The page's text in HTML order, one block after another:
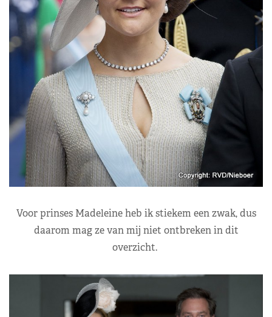
Voor prinses Madeleine heb ik stiekem een zwak, dus
daarom mag ze van mij niet ontbreken in dit
overzicht.